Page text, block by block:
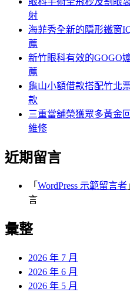
射
海菲秀全新的隱形鐵窗
薦
新竹眼科有效的GOGO
薦
龜山小額借款搭配竹北
款
三重當舖榮獲眾多黃金
維修
近期留言
「 WordPress 示範留言者
言
彙整
2026 年 7 月
2026 年 6 月
2026 年 5 月